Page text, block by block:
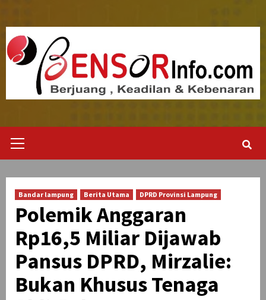
content
Menu
Bandar lampung Berita Utama DPRD Provinsi Lampung
Polemik Anggaran
Rp16,5 Miliar Dijawab
Pansus DPRD, Mirzalie:
Bukan Khusus Tenaga